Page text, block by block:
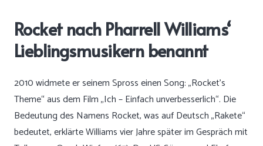
Rocket nach Pharrell Williams‘
Lieblingsmusikern benannt
2010 widmete er seinem Spross einen Song: „Rocket’s
Theme“ aus dem Film „Ich – Einfach unverbesserlich“. Die
Bedeutung des Namens Rocket, was auf Deutsch „Rakete“
bedeutet, erklärte Williams vier Jahre späterim Gespräch mit